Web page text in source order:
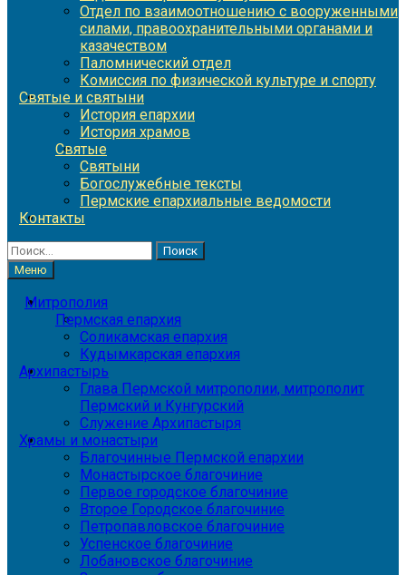
Отдел по взаимоотношению с вооруженными
силами, правоохранительными органами и
казачеством
Паломнический отдел
Комиссия по физической культуре и спорту
Святые и святыни
История епархии
История храмов
Святые
Святыни
Богослужебные тексты
Пермские епархиальные ведомости
Контакты
Найти:
Меню
Митрополия
Пермская епархия
Соликамская епархия
Кудымкарская епархия
Архипастырь
Глава Пермской митрополии, митрополит
Пермский и Кунгурский
Служение Архипастыря
Храмы и монастыри
Благочинные Пермской епархии
Монастырское благочиние
Первое городское благочиние
Второе Городское благочиние
Петропавловское благочиние
Успенское благочиние
Лобановское благочиние